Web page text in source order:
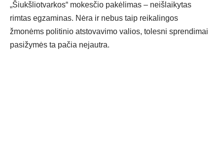
„Šiukšliotvarkos“ mokesčio pakėlimas – neišlaikytas
rimtas egzaminas. Nėra ir nebus taip reikalingos
žmonėms politinio atstovavimo valios, tolesni sprendimai
pasižymės ta pačia nejautra.